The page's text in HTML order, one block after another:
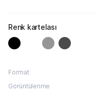
Renk kartelası
Format
Görüntülenme